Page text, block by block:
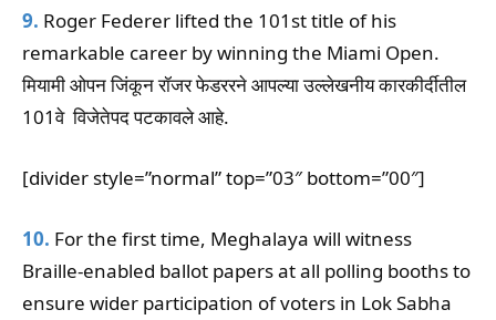
9. Roger Federer lifted the 101st title of his
remarkable career by winning the Miami Open.
मियामी ओपन जिंकून रॉजर फेडररने आपल्या उल्लेखनीय कारकीर्दीतील
101वे विजेतेपद पटकावले आहे.
[divider style=”normal” top=”03″ bottom=”00″]
10. For the first time, Meghalaya will witness
Braille-enabled ballot papers at all polling booths to
ensure wider participation of voters in Lok Sabha